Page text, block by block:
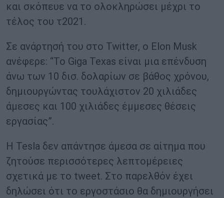
και σκόπευε να το ολοκληρώσει μέχρι το
τέλος του τ2021.
Σε ανάρτησή του στο Twitter, ο Elon Musk
ανέφερε: “Το Giga Texas είναι μια επένδυση
άνω των 10 δισ. δολαρίων σε βάθος χρόνου,
δημιουργώντας τουλάχιστον 20 χιλιάδες
άμεσες και 100 χιλιάδες έμμεσες θέσεις
εργασίας”.
Η Tesla δεν απάντησε άμεσα σε αίτημα που
ζητούσε περισσότερες λεπτομέρειες
σχετικά με το tweet. Στο παρελθόν έχει
δηλώσει ότι το εργοστάσιο θα δημιουργήσει